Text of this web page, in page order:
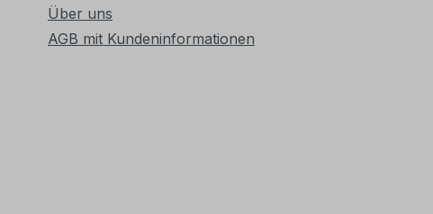
Über uns
AGB mit Kundeninformationen